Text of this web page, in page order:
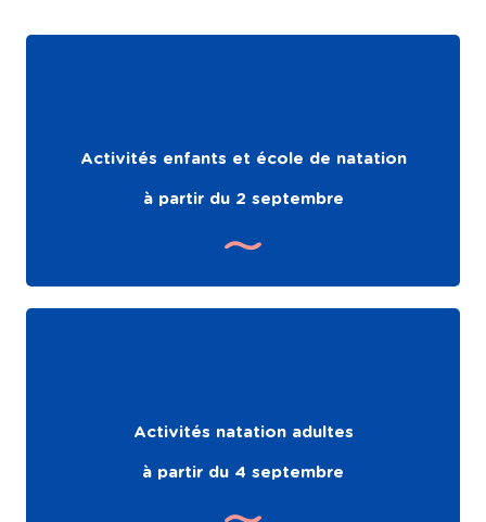
Activités enfants et école de natation
à partir du 2 septembre
Activités natation adultes
à partir du 4 septembre